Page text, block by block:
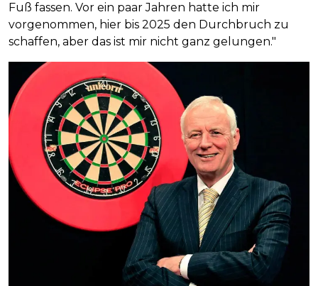
Fuß fassen. Vor ein paar Jahren hatte ich mir
vorgenommen, hier bis 2025 den Durchbruch zu
schaffen, aber das ist mir nicht ganz gelungen."